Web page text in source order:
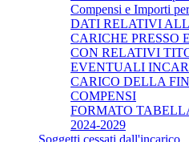
Compensi e Importi
DATI RELATIVI
CARICHE PRESSO
CON RELATIVI
EVENTUALI
CARICO DELLA
COMPENSI
FORMATO
2024-2029
Soggetti cessati dall'incarico